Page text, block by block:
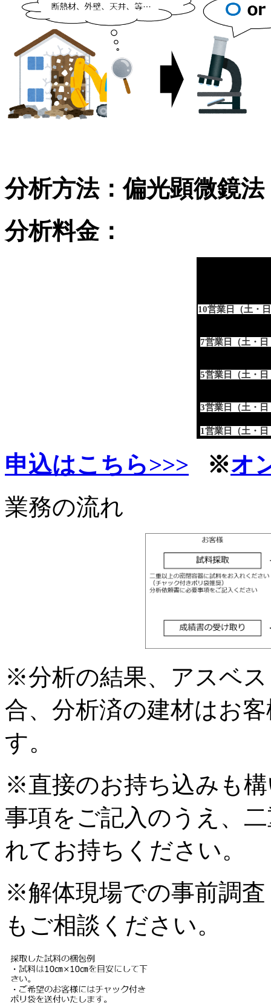
分析方法：偏光顕微鏡法
分析料金：
10営業日（土・
7営業日（土・
5営業日（土・
3営業日（土・
1営業日（土・
申込はこちら>>> ※オ
業務の流れ
※分析の結果、アスベ
合、分析済の建材はお
す。
※直接のお持ち込みも
事項をご記入のうえ、
れてお持ちください。
※解体現場での事前調
もご相談ください。